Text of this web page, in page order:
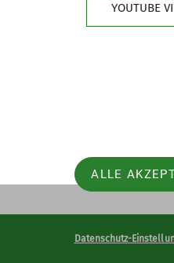
Kurse, Touren und
Tourenberichte
Datenschutz-
YOUTUBE
ALLE